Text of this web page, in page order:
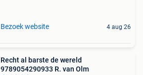
Bezoek website 4 aug 26
Recht al barste de wereld
9789054290933 R. van Olm